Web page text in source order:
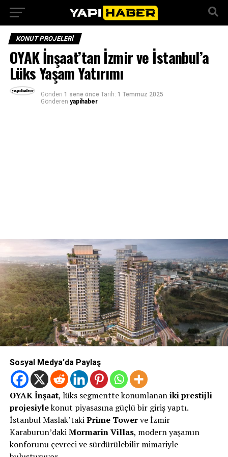
KONUT PROJELERI
OYAK İnşaat’tan İzmir ve İstanbul’a
Lüks Yaşam Yatırımı
Gönderi 1 sene önce Tarih: 1 Temmuz 2025
Gönderen yapihaber
Sosyal Medya'da Paylaş
OYAK İnşaat, lüks segmentte konumlananiki prestijli
projesiylekonut piyasasına güçlü bir giriş yaptı.
İstanbul Maslak’takiPrime Towerve İzmir
Karaburun’dakiMormarin Villas, modern yaşamın
konforunu çevreci ve sürdürülebilir mimariyle